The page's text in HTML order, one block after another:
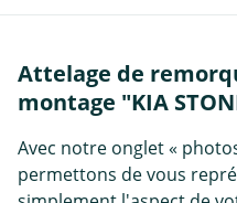
Attelage de
montage "KIA
Avec notre onglet «
permettons de vous